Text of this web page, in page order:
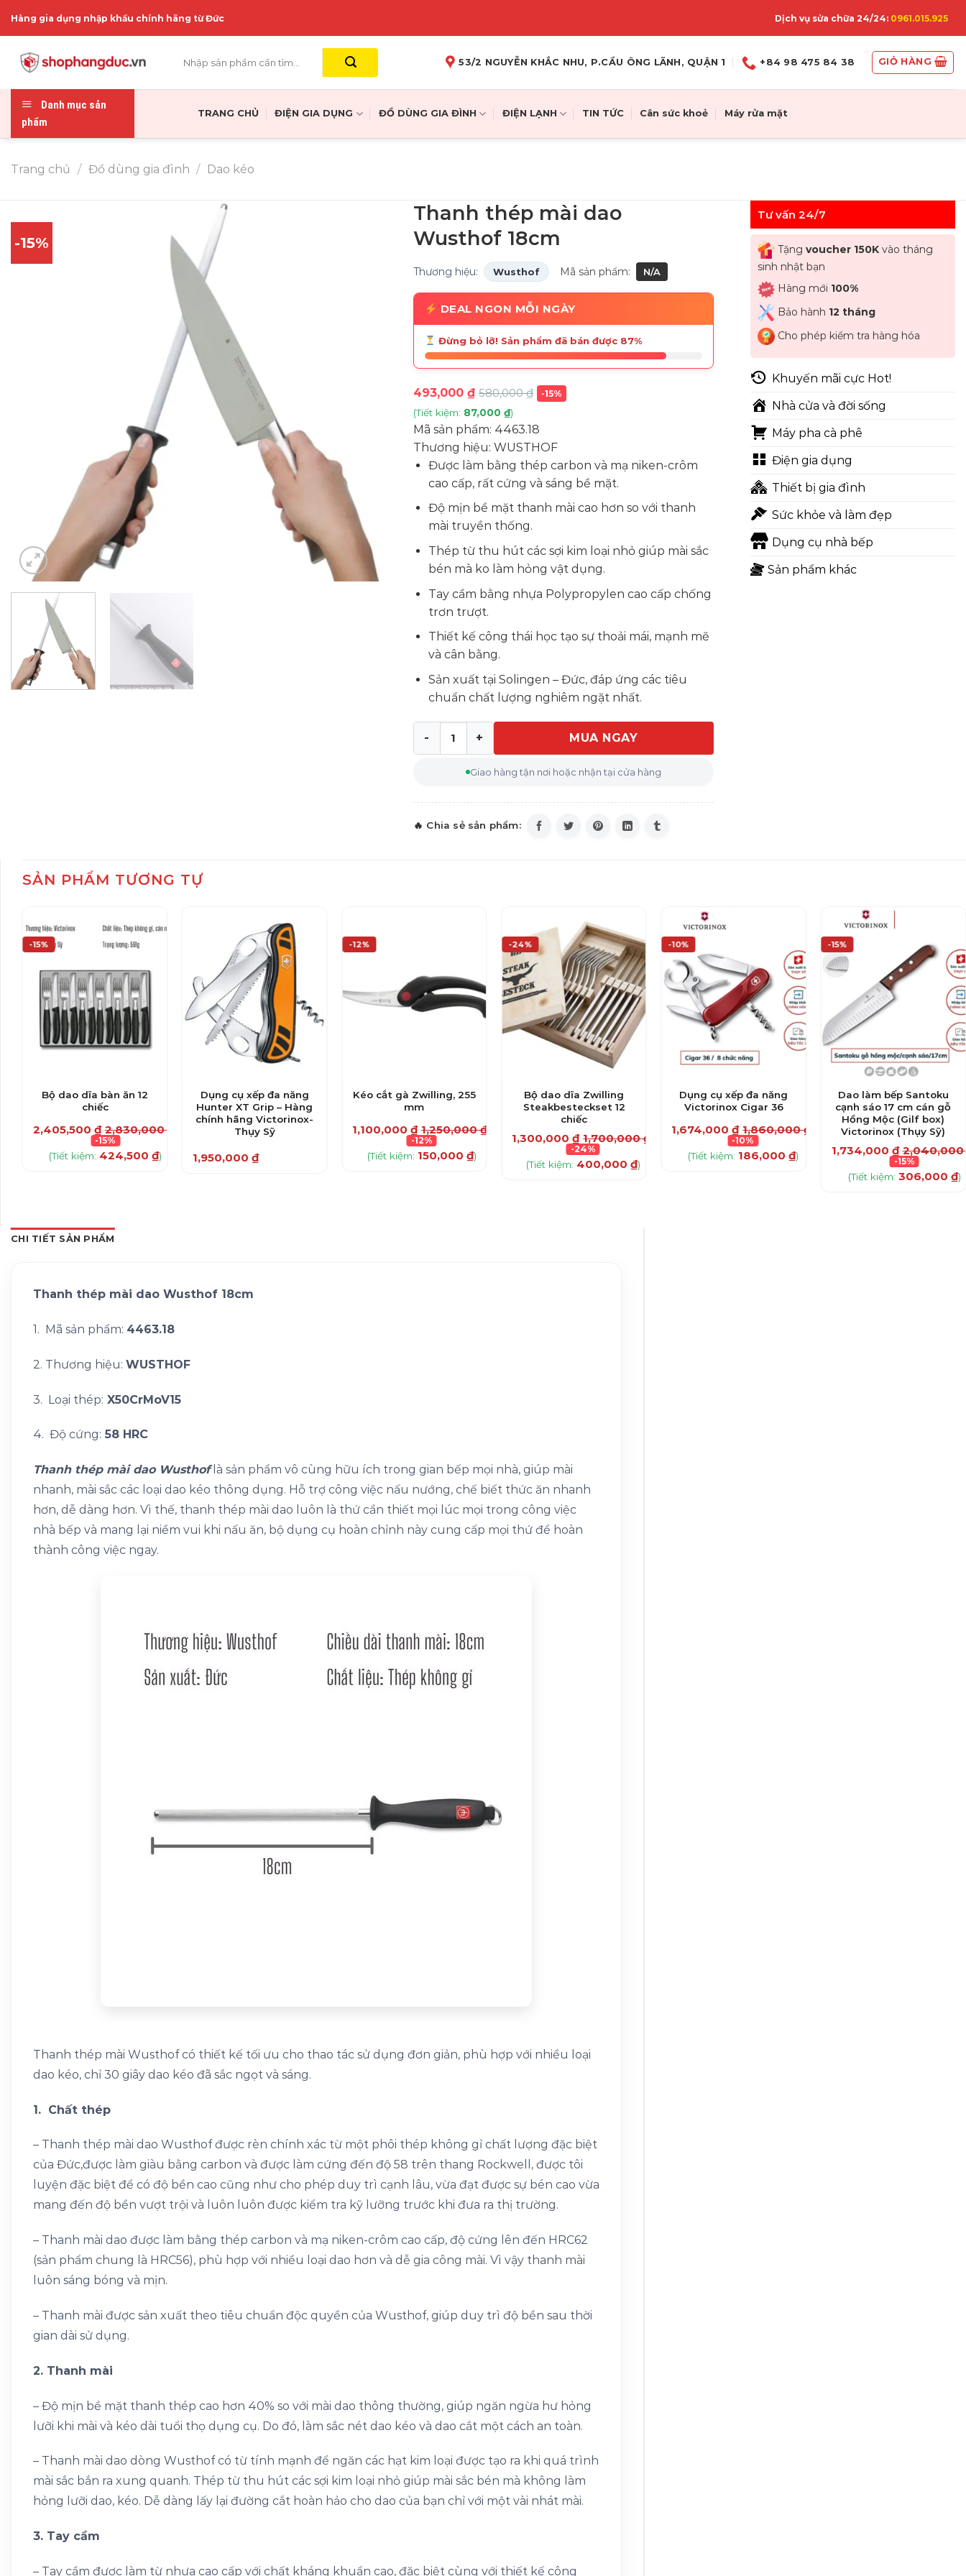
Hàng gia dụng nhập khẩu chính hãng từ Đức Dịch vụ sửa chữa 24/24: 0961.015.925
kiếm:
53/2 NGUYỄN KHẮC NHU, P.CẦU ÔNG LÃNH, QUẬN 1 +84 98 475 84 38 GIỎ HÀNG
Danh mục sản
phẩm
TRANG CHỦ ĐIỆN GIA DỤNG ĐỒ DÙNG GIA ĐÌNH ĐIỆN LẠNH TIN TỨC Cân sức khoẻ Máy rửa mặt
Trang chủ / Đồ dùng gia đình / Dao kéo
-15%
Thanh thép mài dao
Wusthof 18cm
Thương hiệu: Wusthof Mã sản phẩm: N/A
DEAL NGON MỖI NGÀY
Đừng bỏ lỡ! Sản phẩm đã bán được 87%
493,000 ₫ 580,000₫ -15%
(Tiết kiệm: 87,000 ₫)
Mã sản phẩm: 4463.18
Thương hiệu: WUSTHOF
Được làm bằng thép carbon và mạ niken-crôm
cao cấp, rất cứng và sáng bề mặt.
Độ mịn bề mặt thanh mài cao hơn so với thanh
mài truyền thống.
Thép từ thu hút các sợi kim loại nhỏ giúp mài sắc
bén mà ko làm hỏng vật dụng.
Tay cầm bằng nhựa Polypropylen cao cấp chống
trơn trượt.
Thiết kế công thái học tạo sự thoải mái, mạnh mẽ
và cân bằng.
Sản xuất tại Solingen – Đức, đáp ứng các tiêu
chuẩn chất lượng nghiêm ngặt nhất.
Thanh thép mài dao Wusthof 18cm số lượng
MUA NGAY
Giao hàng tận nơi hoặc nhận tại cửa hàng
Tư vấn 24/7
Tặng voucher 150Kvào tháng
sinh nhật bạn
Hàng mới 100%
Bảo hành 12 tháng
Cho phép kiểm tra hàng hóa
Khuyến mãi cực Hot!
Nhà cửa và đời sống
Máy pha cà phê
Điện gia dụng
Thiết bị gia đình
Sức khỏe và làm đẹp
Dụng cụ nhà bếp
Sản phẩm khác
SẢN PHẨM TƯƠNG TỰ
-15%
Bộ dao dĩa bàn ăn 12
chiếc
2,405,500 ₫ 2,830,000₫
-15%
(Tiết kiệm: 424,500₫)
Dụng cụ xếp đa năng
Hunter XT Grip – Hàng
chính hãng Victorinox-
Thụy Sỹ
1,950,000 ₫
-12%
Kéo cắt gà Zwilling, 255
mm
1,100,000₫ 1,250,000₫
-12%
(Tiết kiệm: 150,000 ₫)
-24%
Bộ dao dĩa Zwilling
Steakbesteckset 12
chiếc
1,300,000₫ 1,700,000₫
-24%
(Tiết kiệm: 400,000 ₫)
-10%
Dụng cụ xếp đa năng
Victorinox Cigar 36
1,674,000₫ 1,860,000₫
-10%
(Tiết kiệm: 186,000 ₫)
-15%
Dao làm bếp Santoku
cạnh sáo 17 cm cán gỗ
Hồng Mộc (Gilf box)
Victorinox (Thụy Sỹ)
1,734,000 ₫ 2,040,000
-15%
(Tiết kiệm: 306,000 ₫)
CHI TIẾT SẢN PHẨM
Thanh thép mài dao Wusthof 18cm
1. Mã sản phẩm: 4463.18
2. Thương hiệu: WUSTHOF
3. Loại thép: X50CrMoV15
4. Độ cứng: 58 HRC
Thanh thép mài dao Wusthoflà sản phẩm vô cùng hữu ích trong gian bếp mọi nhà, giúp mài
nhanh, mài sắc các loại dao kéo thông dụng. Hỗ trợ công việc nấu nướng, chế biết thức ăn nhanh
hơn, dễ dàng hơn. Vì thế, thanh thép mài dao luôn là thứ cần thiết mọi lúc mọi trong công việc
nhà bếp và mang lại niềm vui khi nấu ăn, bộ dụng cụ hoàn chỉnh này cung cấp mọi thứ để hoàn
thành công việc ngay.
Thanh thép mài Wusthof có thiết kế tối ưu cho thao tác sử dụng đơn giản, phù hợp với nhiều loại
dao kéo, chỉ 30 giây dao kéo đã sắc ngọt và sáng.
1. Chất thép
– Thanh thép mài dao Wusthof được rèn chính xác từ một phôi thép không gỉ chất lượng đặc biệt
của Đức,được làm giàu bằng carbon và được làm cứng đến độ 58 trên thang Rockwell, được tôi
luyện đặc biệt để có độ bền cao cũng như cho phép duy trì cạnh lâu, vừa đạt được sự bén cao vừa
mang đến độ bền vượt trội và luôn luôn được kiểm tra kỹ lưỡng trước khi đưa ra thị trường.
– Thanh mài dao được làm bằng thép carbon và mạ niken-crôm cao cấp, độ cứng lên đến HRC62
(sản phẩm chung là HRC56), phù hợp với nhiều loại dao hơn và dễ gia công mài. Vì vậy thanh mài
luôn sáng bóng và mịn.
– Thanh mài được sản xuất theo tiêu chuẩn độc quyền của Wusthof, giúp duy trì độ bền sau thời
gian dài sử dụng.
2. Thanh mài
– Độ mịn bề mặt thanh thép cao hơn 40% so với mài dao thông thường, giúp ngăn ngừa hư hỏng
lưỡi khi mài và kéo dài tuổi thọ dụng cụ. Do đó, làm sắc nét dao kéo và dao cắt một cách an toàn.
– Thanh mài dao dòng Wusthof có từ tính mạnh để ngăn các hạt kim loại được tạo ra khi quá trình
mài sắc bắn ra xung quanh. Thép từ thu hút các sợi kim loại nhỏ giúp mài sắc bén mà không làm
hỏng lưỡi dao, kéo. Dễ dàng lấy lại đường cắt hoàn hảo cho dao của bạn chỉ với một vài nhát mài.
3. Tay cầm
– Tay cầm được làm từ nhựa cao cấp với chất kháng khuẩn cao, đặc biệt cùng với thiết kế công